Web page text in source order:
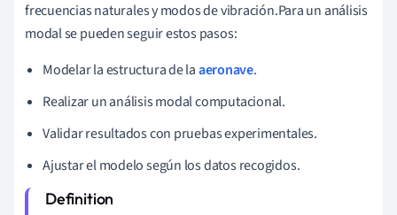
frecuencias naturales y modos de vibración.Para un análisis
modal se pueden seguir estos pasos:
Modelar la estructura de laaeronave.
Realizar un análisis modal computacional.
Validar resultados con pruebas experimentales.
Ajustar el modelo según los datos recogidos.